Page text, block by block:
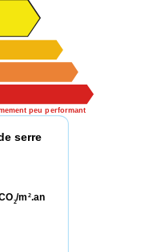
peu performant
serre
2/m 2.an